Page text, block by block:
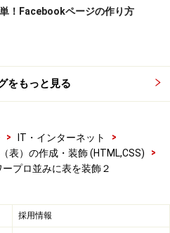
！Facebookページの作り方
をもっと見る
> IT・インターネット
>
表）の作成・装飾 (HTML,CSS)
>
プロ並みに表を装飾２
採用情報